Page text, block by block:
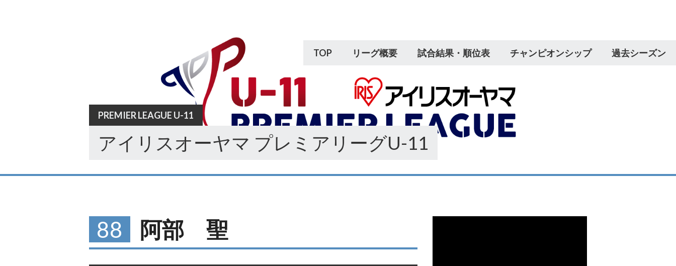
TOP リーグ概要 試合結果・順位表 チャンピオンシップ 過去シーズン
PREMIER LEAGUE U-11
アイリスオーヤマ プレミアリーグU-11
88 阿部 聖